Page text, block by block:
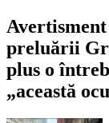
preluării
plus o
„această